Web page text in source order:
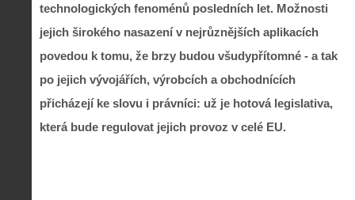
technologických fenoménů posledních let. Možnosti
jejich širokého nasazení v nejrůznějších aplikacích
povedou k tomu, že brzy budou všudypřítomné - a tak
po jejich vývojářích, výrobcích a obchodnících
přicházejí ke slovu i právníci: už je hotová legislativa,
která bude regulovat jejich provoz v celé EU.